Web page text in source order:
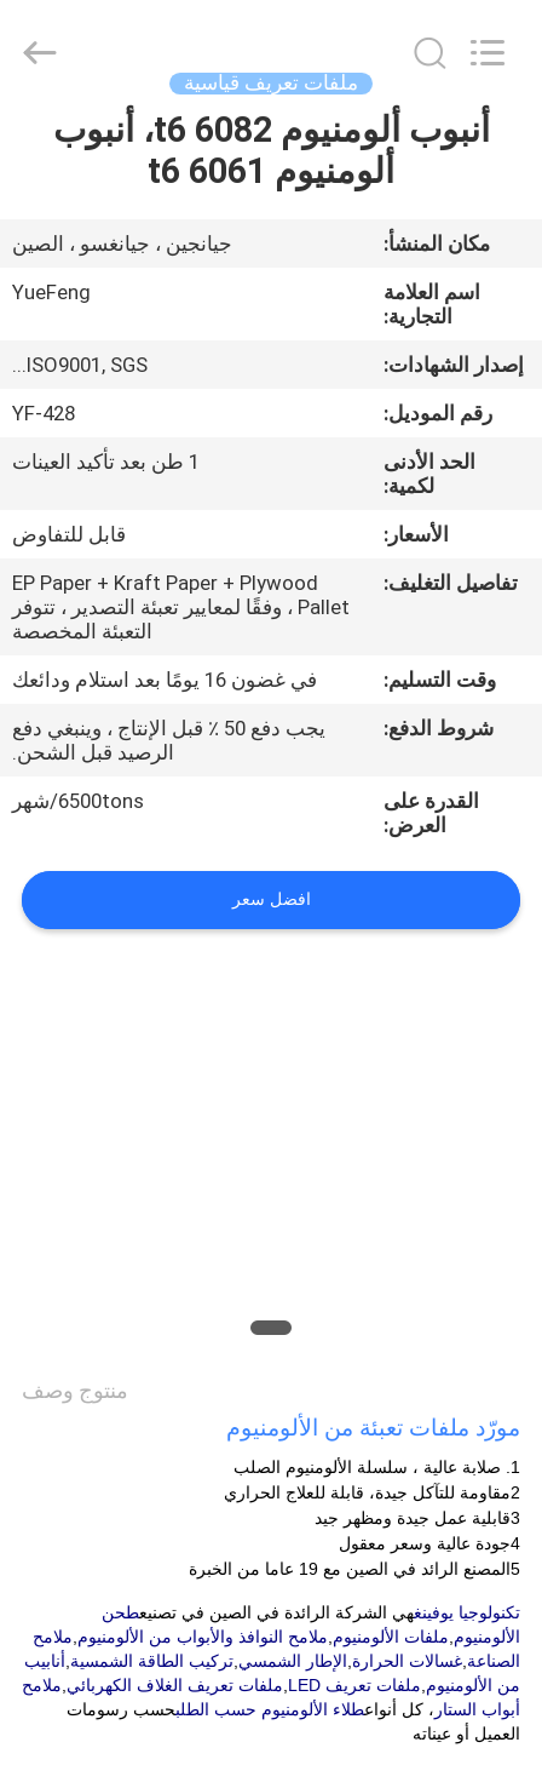
المنزل
حولنا
جولة
المصنع
مراقبة
الجودة
عرض
أسعار
ملفات تعريف قياسية
أنبوب ألومنيوم 6082 t6، أنبوب
ألومنيوم 6061 t6
مكان المنشأ:
جيانجين ، جيانغسو ، الصين
اسم العلامة
التجارية:
YueFeng
إصدار الشهادات:
ISO9001, SGS...
رقم الموديل:
YF-428
الحد الأدنى
لكمية:
1 طن بعد تأكيد العينات
الأسعار:
قابل للتفاوض
تفاصيل التغليف:
EP Paper + Kraft Paper + Plywood
Pallet ، وفقًا لمعايير تعبئة التصدير ، تتوفر
التعبئة المخصصة
وقت التسليم:
في غضون 16 يومًا بعد استلام ودائعك
شروط الدفع:
يجب دفع 50 ٪ قبل الإنتاج ، وينبغي دفع
الرصيد قبل الشحن.
القدرة على
العرض:
6500tons/شهر
افضل سعر
منتوج وصف
مورّد ملفات تعبئة من الألومنيوم
1. صلابة عالية ، سلسلة الألومنيوم الصلب
2مقاومة للتآكل جيدة، قابلة للعلاج الحراري
3قابلية عمل جيدة ومظهر جيد
4جودة عالية وسعر معقول
5المصنع الرائد في الصين مع 19 عاما من الخبرة
تكنولوجيا يوفينغهي الشركة الرائدة في الصين في تصنيعطحن
الألومنيوم,ملفات الألومنيوم,ملامح النوافذ والأبواب من الألومنيوم,ملامح
الصناعة,غسالات الحرارة,الإطار الشمسي,تركيب الطاقة الشمسية,أنابيب
من الألومنيوم,ملفات تعريف LED ,ملفات تعريف الغلاف الكهربائي,ملامح
أبواب الستار ، كل أنواعطلاء الألومنيوم حسب الطلبحسب رسومات
العميل أو عيناته